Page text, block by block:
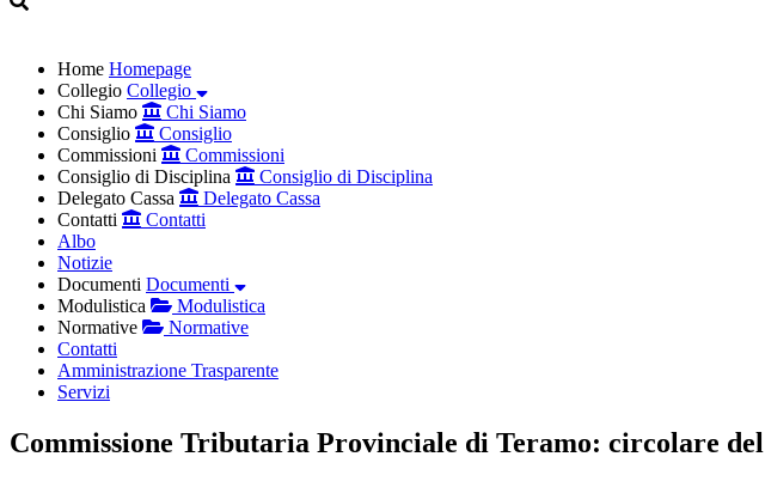
Home Homepage
Collegio Collegio
Chi Siamo
Chi Siamo
Consiglio
Consiglio
Commissioni
Commissioni
Consiglio di Disciplina
Consiglio di Disciplina
Delegato Cassa
Delegato Cassa
Contatti
Contatti
Albo
Notizie
Documenti Documenti
Modulistica
Modulistica
Normative
Normative
Contatti
Amministrazione Trasparente
Servizi
Commissione Tributaria Provinciale di Teramo: circolare del